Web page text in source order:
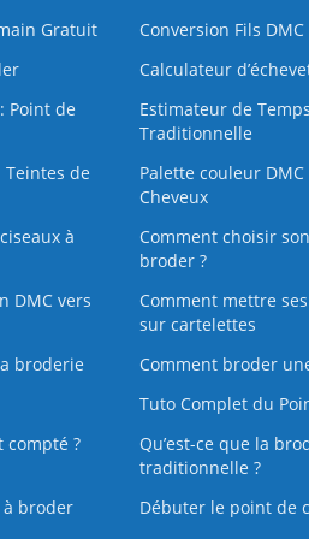
Gratuit
Conversion Fils
Calculateur
Point de
Estimateur de
Traditionnelle
Teintes de
Palette couleur
Cheveux
à
Comment choisir
broder ?
DMC vers
Comment mettre
sur cartelettes
broderie
Comment broder
Tuto Complet du
compté ?
Qu’est-ce que la
traditionnelle ?
broder
Débuter le point de